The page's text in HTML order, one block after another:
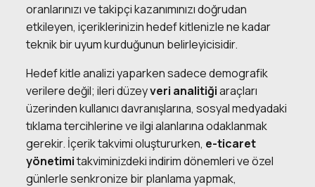
oranlarınızı ve takipçi kazanımınızı doğrudan
etkileyen, içeriklerinizin hedef kitlenizle ne kadar
teknik bir uyum kurduğunun belirleyicisidir.
Hedef kitle analizi yaparken sadece demografik
verilere değil; ileri düzeyveri analitiğiaraçları
üzerinden kullanıcı davranışlarına, sosyal medyadaki
tıklama tercihlerine ve ilgi alanlarına odaklanmak
gerekir. İçerik takvimi oluştururken, e-ticaret
yönetimitakviminizdeki indirim dönemleri ve özel
günlerle senkronize bir planlama yapmak,